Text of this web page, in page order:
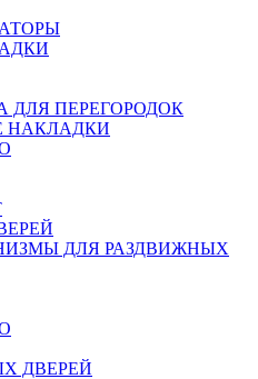
ДЛЯ ПЕРЕГОРОДОК
НАКЛАДКИ
ДЛЯ РАЗДВИЖНЫХ
ДВЕРЕЙ